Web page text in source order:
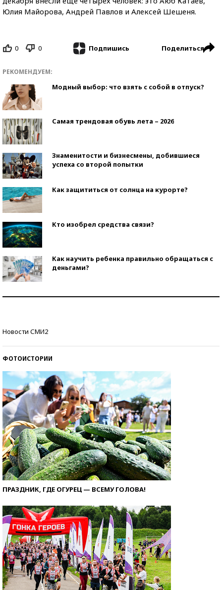
Юлия Майорова, Андрей Павлов и Алексей Шешеня.
0 0 Подпишись Поделиться
РЕКОМЕНДУЕМ:
Модный выбор: что взять с собой в отпуск?
Самая трендовая обувь лета – 2026
Знаменитости и бизнесмены, добившиеся
успеха со второй попытки
Как защититься от солнца на курорте?
Кто изобрел средства связи?
Как научить ребенка правильно обращаться с
деньгами?
Новости СМИ2
ФОТОИСТОРИИ
ПРАЗДНИК, ГДЕ ОГУРЕЦ — ВСЕМУ ГОЛОВА!